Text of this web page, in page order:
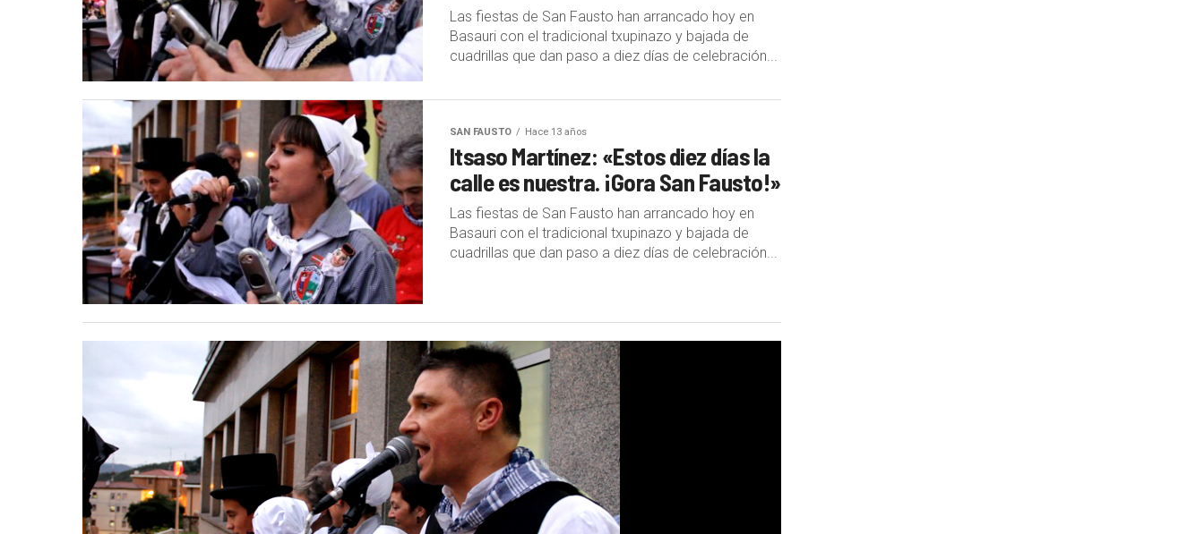
Las fiestas de San Fausto han arrancado hoy en
Basauri con el tradicional txupinazo y bajada de
cuadrillas que dan paso a diez días de celebración...
SAN FAUSTO Hace 13 años
Itsaso Martínez: «Estos diez días la
calle es nuestra. ¡Gora San Fausto!»
Las fiestas de San Fausto han arrancado hoy en
Basauri con el tradicional txupinazo y bajada de
cuadrillas que dan paso a diez días de celebración...